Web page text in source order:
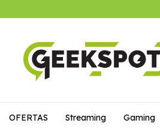
OFERTAS Streaming Gaming